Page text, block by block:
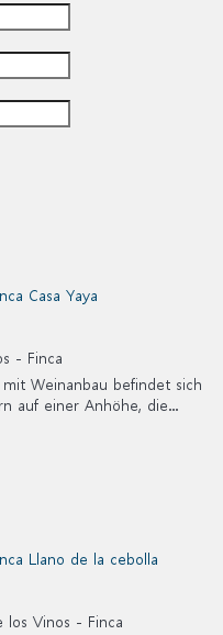
- Finca
Weinanbau befindet sich
auf einer Anhöhe, die...
los Vinos - Finca